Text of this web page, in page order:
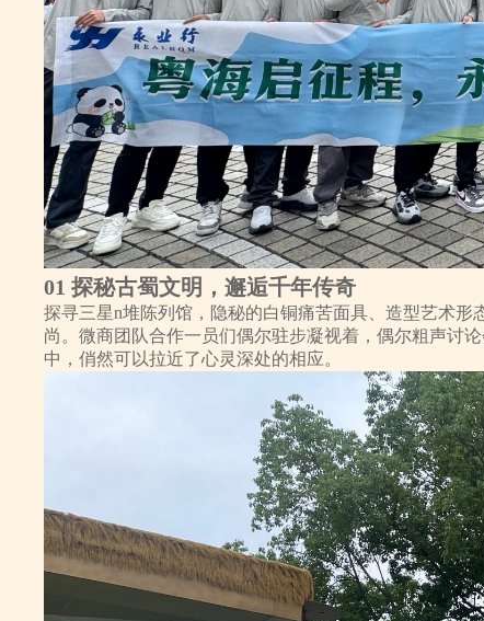
01 探秘古蜀文明，邂逅千年传奇
探寻三星n堆陈列馆，隐秘的白铜痛苦面具、造型艺术
尚。微商团队合作一员们偶尔驻步凝视着，偶尔粗声讨
中，俏然可以拉近了心灵深处的相应。